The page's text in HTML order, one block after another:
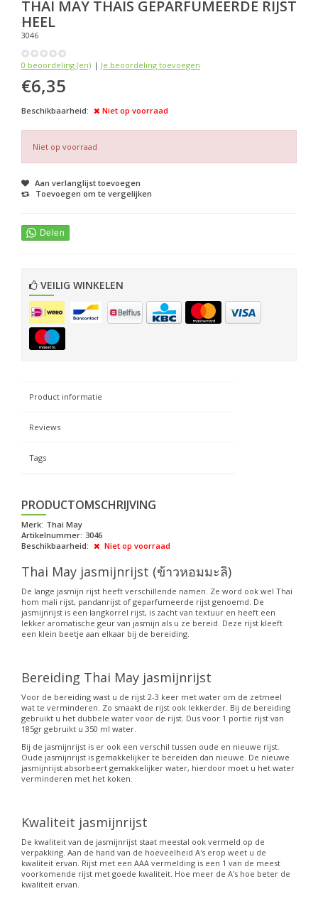
THAI MAY THAIS GEPARFUMEERDE RIJST
HEEL
3046
0 beoordeling (en) | Je beoordeling toevoegen
€6,35
Beschikbaarheid: Niet op voorraad
Niet op voorraad
Aan verlanglijst toevoegen
Toevoegen om te vergelijken
VEILIG WINKELEN
Product informatie
Reviews
Tags
PRODUCTOMSCHRIJVING
Merk: Thai May
Artikelnummer: 3046
Beschikbaarheid:
Niet op voorraad
Thai May jasmijnrijst (ข้าวหอมมะลิ)
De lange jasmijn rijst heeft verschillende namen. Ze word ook wel Thai
hom mali rijst, pandanrijst of geparfumeerde rijst genoemd. De
jasmijnrijst is een langkorrel rijst, is zacht van textuur en heeft een
lekker aromatische geur van jasmijn als u ze bereid. Deze rijst kleeft
een klein beetje aan elkaar bij de bereiding.
Bereiding Thai May jasmijnrijst
Voor de bereiding wast u de rijst 2-3 keer met water om de zetmeel
wat te verminderen. Zo smaakt de rijst ook lekkerder. Bij de bereiding
gebruikt u het dubbele water voor de rijst. Dus voor 1 portie rijst van
185gr gebruikt u 350 ml water.
Bij de jasmijnrijst is er ook een verschil tussen oude en nieuwe rijst.
Oude jasmijnrijst is gemakkelijker te bereiden dan nieuwe. De nieuwe
jasmijnrijst absorbeert gemakkelijker water, hierdoor moet u het water
verminderen met het koken.
Kwaliteit jasmijnrijst
De kwaliteit van de jasmijnrijst staat meestal ook vermeld op de
verpakking. Aan de hand van de hoeveelheid A's erop weet u de
kwaliteit ervan. Rijst met een AAA vermelding is een 1 van de meest
voorkomende rijst met goede kwaliteit. Hoe meer de A's hoe beter de
kwaliteit ervan.